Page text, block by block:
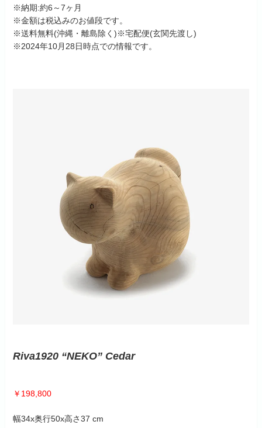
※納期:約6～7ヶ月
※金額は税込みのお値段です。
※送料無料(沖縄・離島除く)※宅配便(玄関先渡し)
※2024年10月28日時点での情報です。
Riva1920 “NEKO” Cedar
￥198,800
幅34x奥行50x高さ37 cm